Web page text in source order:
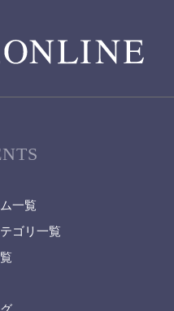
一覧
ゴリ一覧